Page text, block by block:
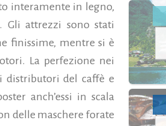
interamente in legno,
Gli attrezzi sono stati
finissime, mentre si è
La perfezione nei
distributori del caffè e
anch’essi in scala
delle maschere forate